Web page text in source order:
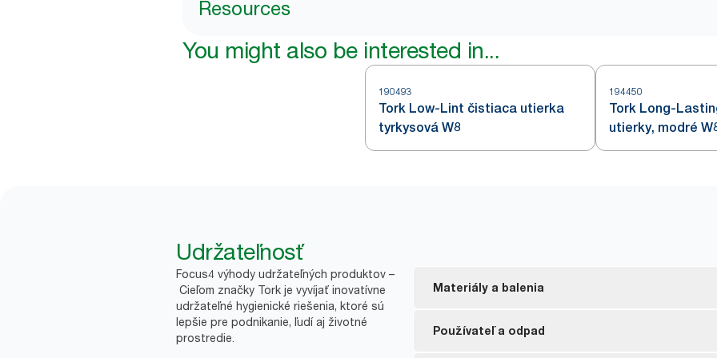
Resources
You might also be interested in...
190493
Tork Low-Lint čistiaca utierka
tyrkysová W8
194450
Tork Long-
utierky, modré
Udržateľnosť
Focus4 výhody udržateľných produktov –
Cieľom značky Tork je vyvíjať inovatívne
udržateľné hygienické riešenia, ktoré sú
lepšie pre podnikanie, ľudí aj životné
prostredie.
Materiály a balenia
Náplne certifikované FSC® – drevné vlákna v
Používateľ a odpad